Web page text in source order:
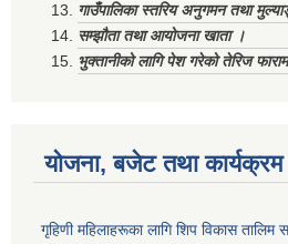
गाउँपालिका स्तरिय अनुगमन तथा
सम्झौता तथा आयोजना खाता ।
भुक्तानीको लागि पेश गरेको तेरिज
योजना, बजेट तथा कार्यक्रम
गृहिणी महिलाहरूका लागि शिप विकास तालिम